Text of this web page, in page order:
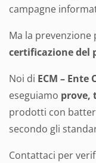
campagne
Ma la
certificazione del
Noi di ECM –
eseguiamo prove,
prodotti con
secondo gli
Contattaci per